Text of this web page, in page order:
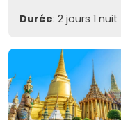
Durée: 2 jours 1 nuit